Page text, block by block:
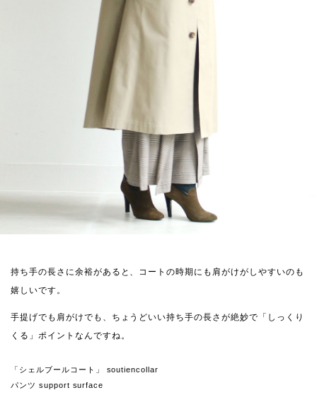
持ち手の長さに余裕があると、コートの時期にも肩がけがしやすいのも
嬉しいです。
手提げでも肩がけでも、ちょうどいい持ち手の長さが絶妙で「しっくり
くる」ポイントなんですね。
「シェルブールコート」 soutiencollar
パンツ support surface